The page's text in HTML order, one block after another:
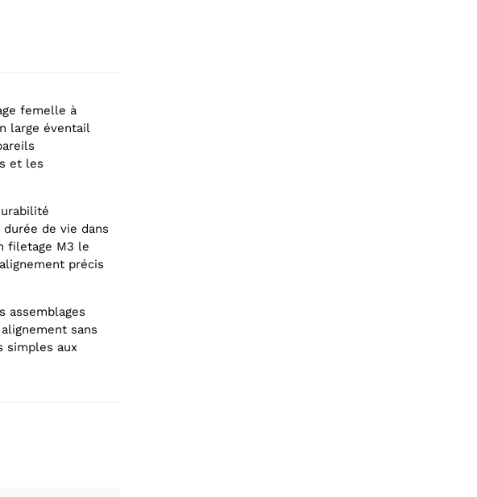
femelle à
large éventail
et les
de vie dans
filetage M3 le
précis
assemblages
sans
simples aux